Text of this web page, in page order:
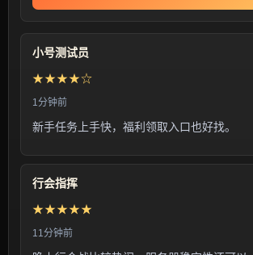
小号测试员
★★★★☆
1分钟前
新手任务上手快，福利领取入口也好找。
行会指挥
★★★★★
11分钟前